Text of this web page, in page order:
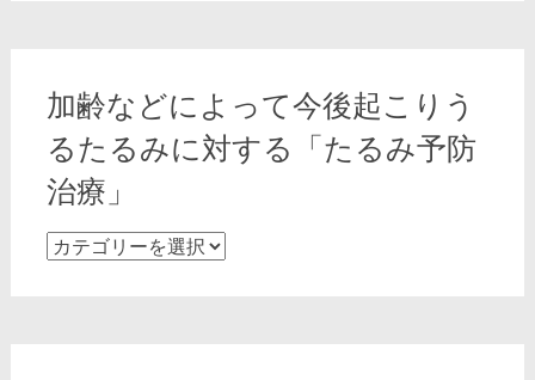
グ
ケ
ア
適
し
た
加齢などによって今後起こりう
るたるみに対する「たるみ予防
治療」
加